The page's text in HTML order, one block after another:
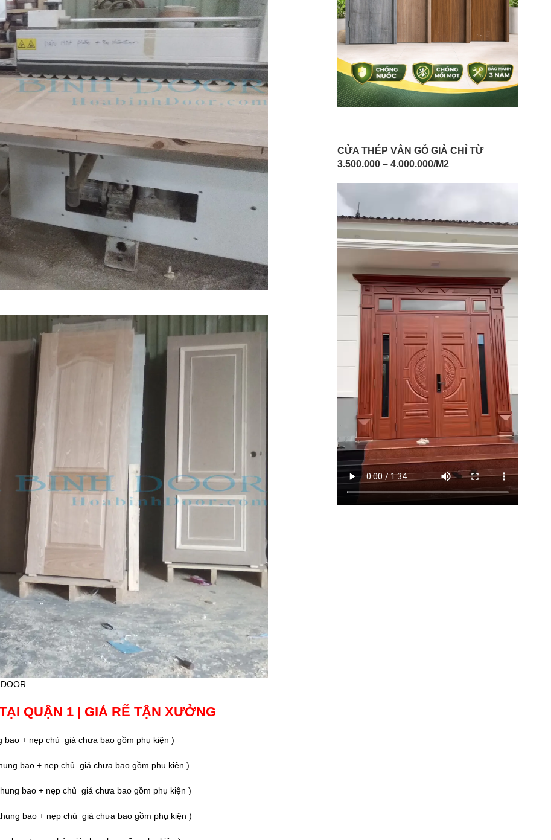
QUẬN 1 | GIÁ RẼ TẬN XƯỞNG
bao + nẹp chủ giá chưa bao gồm phụ kiện )
bao + nẹp chủ giá chưa bao gồm phụ kiện )
bao + nẹp chủ giá chưa bao gồm phụ kiện )
bao + nẹp chủ giá chưa bao gồm phụ kiện )
CỬA THÉP VÂN GỖ GIẢ CHỈ TỪ
3.500.000 – 4.000.000/M2